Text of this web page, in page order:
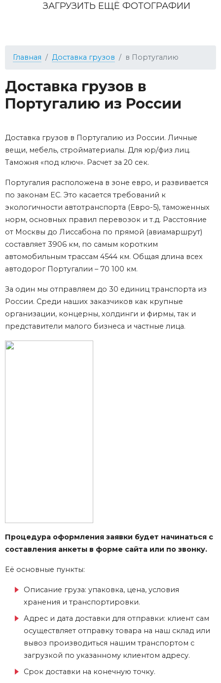
ЗАГРУЗИТЬ ЕЩЁ ФОТОГРАФИИ
Главная Доставка грузов в Португалию
Доставка грузов в
Португалию из России
Доставка грузов в Португалию из России. Личные
вещи, мебель, стройматериалы. Для юр/физ лиц.
Таможня «под ключ». Расчет за 20 сек.
Португалия расположена в зоне евро, и развивается
по законам ЕС. Это касается требований к
экологичности автотранспорта (Евро-5), таможенных
норм, основных правил перевозок и т.д. Расстояние
от Москвы до Лиссабона по прямой (авиамаршрут)
составляет 3906 км, по самым коротким
автомобильным трассам 4544 км. Общая длина всех
автодорог Португалии – 70 100 км.
За один мы отправляем до 30 единиц транспорта из
России. Среди наших заказчиков как крупные
организации, концерны, холдинги и фирмы, так и
представители малого бизнеса и частные лица.
Процедура оформления заявки будет начинаться с
составления анкеты в форме сайта или по звонку.
Её основные пункты:
Описание груза: упаковка, цена, условия
хранения и транспортировки.
Адрес и дата доставки для отправки: клиент сам
осуществляет отправку товара на наш склад или
вывоз производиться нашим транспортом с
загрузкой по указанному клиентом адресу.
Срок доставки на конечную точку.